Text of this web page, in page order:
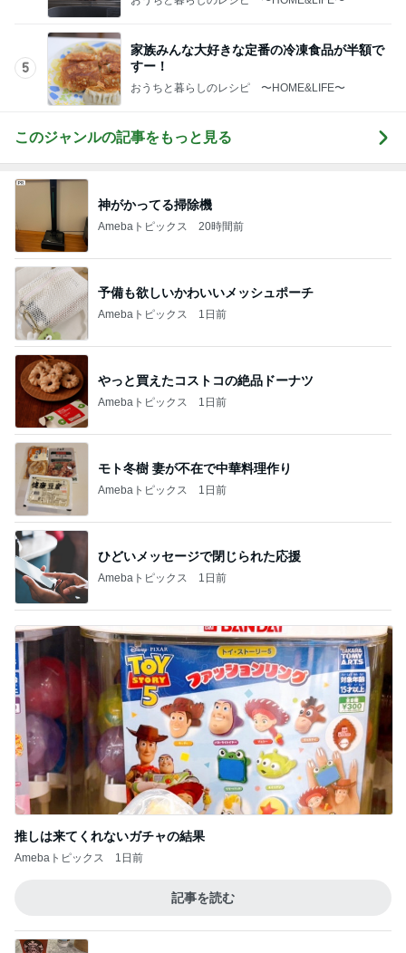
5
家族みんな大好きな定番の冷凍食品が半額で
すー！
おうちと暮らしのレシピ 〜HOME&LIFE〜
このジャンルの記事をもっと見る
神がかってる掃除機
Amebaトピックス 20時間前
予備も欲しいかわいいメッシュポーチ
Amebaトピックス 1日前
やっと買えたコストコの絶品ドーナツ
Amebaトピックス 1日前
モト冬樹 妻が不在で中華料理作り
Amebaトピックス 1日前
ひどいメッセージで閉じられた応援
Amebaトピックス 1日前
推しは来てくれないガチャの結果
Amebaトピックス 1日前
記事を読む